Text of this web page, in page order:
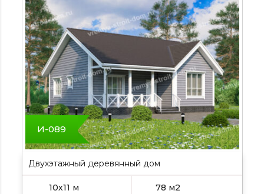
И-089
Двухэтажный деревянный дом
10х11 м 78 м2